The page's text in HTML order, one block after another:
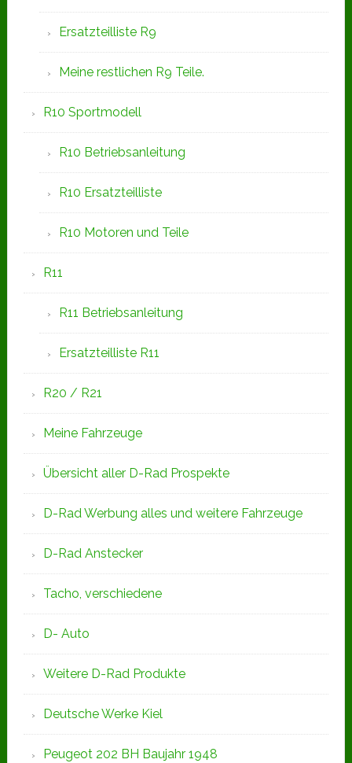
Ersatzteilliste R9
Meine restlichen R9 Teile.
R10 Sportmodell
R10 Betriebsanleitung
R10 Ersatzteilliste
R10 Motoren und Teile
R11
R11 Betriebsanleitung
Ersatzteilliste R11
R20 / R21
Meine Fahrzeuge
Übersicht aller D-Rad Prospekte
D-Rad Werbung alles und weitere Fahrzeuge
D-Rad Anstecker
Tacho, verschiedene
D- Auto
Weitere D-Rad Produkte
Deutsche Werke Kiel
Peugeot 202 BH Baujahr 1948